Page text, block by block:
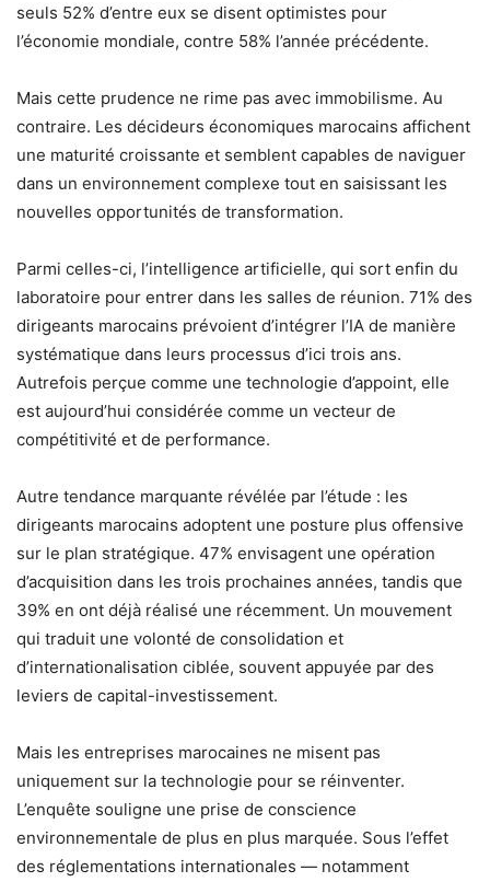
seuls 52% d’entre eux se disent optimistes pour
l’économie mondiale, contre 58% l’année précédente.
Mais cette prudence ne rime pas avec immobilisme. Au
contraire. Les décideurs économiques marocains affichent
une maturité croissante et semblent capables de naviguer
dans un environnement complexe tout en saisissant les
nouvelles opportunités de transformation.
Parmi celles-ci, l’intelligence artificielle, qui sort enfin du
laboratoire pour entrer dans les salles de réunion. 71% des
dirigeants marocains prévoient d’intégrer l’IA de manière
systématique dans leurs processus d’ici trois ans.
Autrefois perçue comme une technologie d’appoint, elle
est aujourd’hui considérée comme un vecteur de
compétitivité et de performance.
Autre tendance marquante révélée par l’étude : les
dirigeants marocains adoptent une posture plus offensive
sur le plan stratégique. 47% envisagent une opération
d’acquisition dans les trois prochaines années, tandis que
39% en ont déjà réalisé une récemment. Un mouvement
qui traduit une volonté de consolidation et
d’internationalisation ciblée, souvent appuyée par des
leviers de capital-investissement.
Mais les entreprises marocaines ne misent pas
uniquement sur la technologie pour se réinventer.
L’enquête souligne une prise de conscience
environnementale de plus en plus marquée. Sous l’effet
des réglementations internationales — notamment